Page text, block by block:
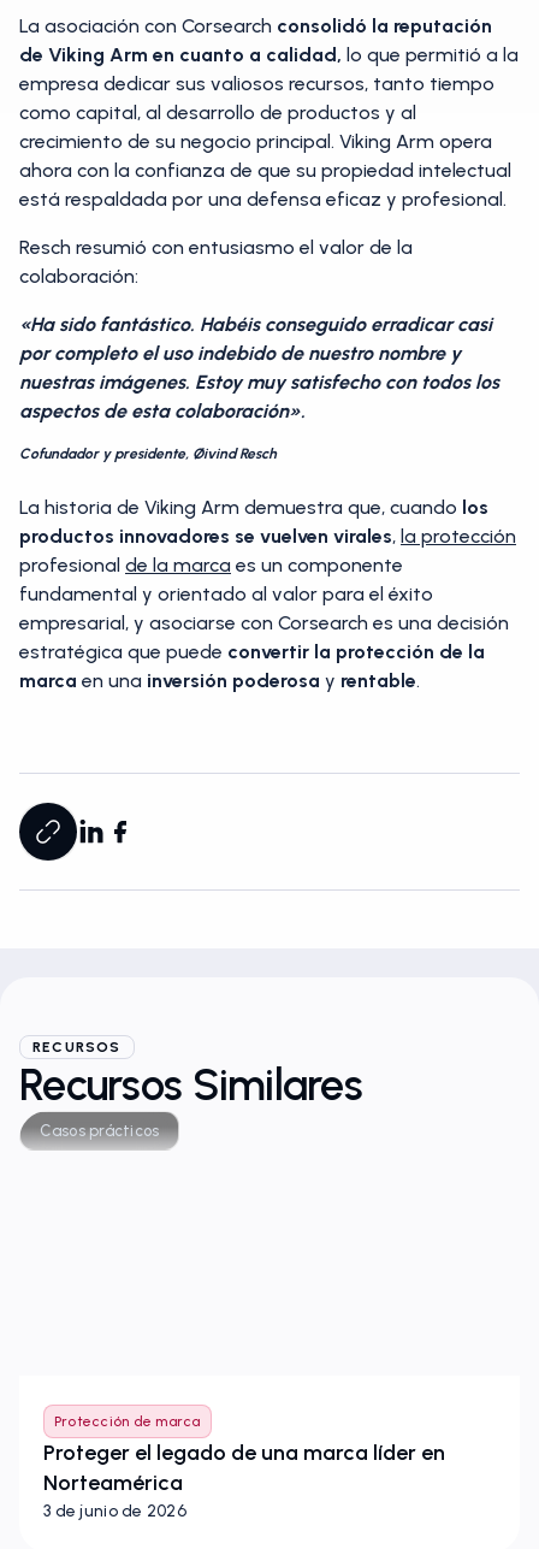
La asociación con Corsearch consolidó la reputación
de Viking Arm en cuanto a calidad, lo que permitió a la
empresa dedicar sus valiosos recursos, tanto tiempo
como capital, al desarrollo de productos y al
crecimiento de su negocio principal. Viking Arm opera
ahora con la confianza de que su propiedad intelectual
está respaldada por una defensa eficaz y profesional.
Resch resumió con entusiasmo el valor de la
colaboración:
«Ha sido fantástico. Habéis conseguido erradicar casi
por completo el uso indebido de nuestro nombre y
nuestras imágenes. Estoy muy satisfecho con todos los
aspectos de esta colaboración».
Cofundador y presidente, Øivind Resch
La historia de Viking Arm demuestra que, cuando los
productos innovadores se vuelven virales, la protección
profesional de la marca es un componente
fundamental y orientado al valor para el éxito
empresarial, y asociarse con Corsearch es una decisión
estratégica que puede convertir la protección de la
marca en una inversión poderosa y rentable.
RECURSOS
Recursos Similares
Casos prácticos
Protección de marca
Proteger el legado de una marca líder en
Norteamérica
3 de junio de 2026